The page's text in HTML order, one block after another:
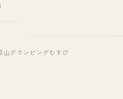
山グランピングむすび